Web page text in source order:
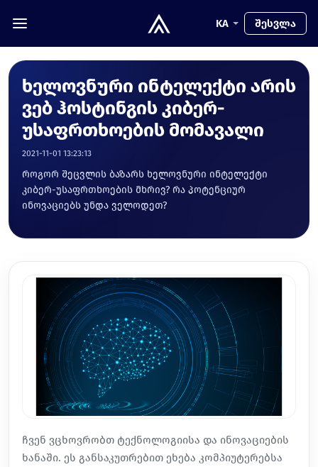
KA შესვლა
ხელოვნური ინტელექტი არის
ვებ ჰოსტინგის კიბერ-
უსაფრთხოების მომავალი
2021-11-01 13:23:13
როგორ შეცვლის ბაზარს ხელოვნური ინტელექტი
კიბერ-უსაფრთხოების მხრივ? რა პოტენციურ
ინოვაციებს უნდა ველოდეთ?
ჩვენ ვცხოვრობთ ტექნოლოგიისა და ინოვაციების
ხანაში. ეს განსაკუთრებით ეხება კომპიუტერებსა